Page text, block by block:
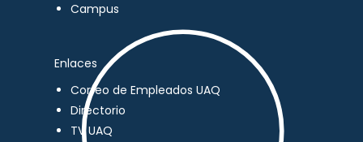
Campus
Enlaces
Correo de Empleados UAQ
Directorio
TV UAQ